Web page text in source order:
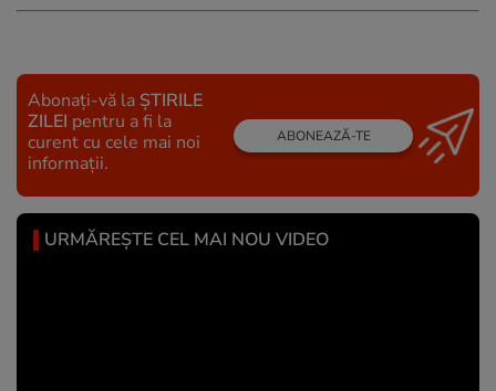
Abonați-vă la ȘTIRILE
ZILEI pentru a fi la
curent cu cele mai noi
informații.
ABONEAZĂ-TE
URMĂREȘTE CEL MAI NOU VIDEO